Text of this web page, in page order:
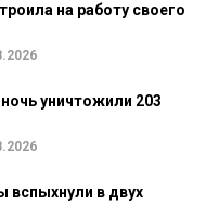
на работу своего
уничтожили 203
в двух